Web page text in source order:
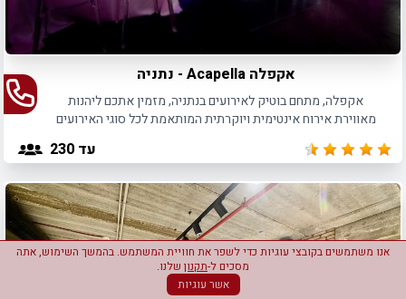
אקפלה Acapella - נתניה
אקפלה, מתחם בוטיק לאירועים בנתניה, מזמין אתכם ליהנות
מאווירת אירוח אינטימית ויוקרתית המותאמת לכל סוגי האירועים
עד 230
אנו משתמשים בקובצי עוגיות כדי לשפר את חוויית המשתמש. בהמשך השימוש, אתה
מסכים ל-תקנון שלנו.
אשר עוגיות